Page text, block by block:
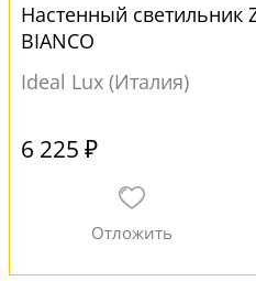
Настенный светильник
BIANCO
Ideal Lux (Италия)
6 225 ₽